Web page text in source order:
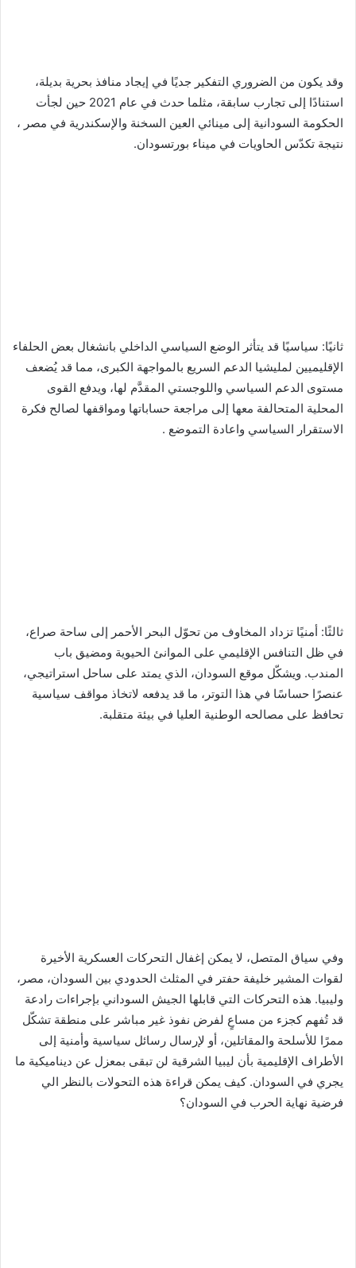
وقد يكون من الضروري التفكير جديًا في إيجاد منافذ بحرية بديلة،
استنادًا إلى تجارب سابقة، مثلما حدث في عام 2021 حين لجأت
الحكومة السودانية إلى مينائي العين السخنة والإسكندرية في مصر ،
نتيجة تكدّس الحاويات في ميناء بورتسودان.
ثانيًا: سياسيًا قد يتأثر الوضع السياسي الداخلي بانشغال بعض الحلفاء
الإقليميين لمليشيا الدعم السريع بالمواجهة الكبرى، مما قد يُضعف
مستوى الدعم السياسي واللوجستي المقدَّم لها، ويدفع القوى
المحلية المتحالفة معها إلى مراجعة حساباتها ومواقفها لصالح فكرة
الاستقرار السياسي واعادة التموضع .
ثالثًا: أمنيًا تزداد المخاوف من تحوّل البحر الأحمر إلى ساحة صراع،
في ظل التنافس الإقليمي على الموانئ الحيوية ومضيق باب
المندب. ويشكّل موقع السودان، الذي يمتد على ساحل استراتيجي،
عنصرًا حساسًا في هذا التوتر، ما قد يدفعه لاتخاذ مواقف سياسية
تحافظ على مصالحه الوطنية العليا في بيئة متقلبة.
وفي سياق المتصل، لا يمكن إغفال التحركات العسكرية الأخيرة
لقوات المشير خليفة حفتر في المثلث الحدودي بين السودان، مصر،
وليبيا. هذه التحركات التي قابلها الجيش السوداني بإجراءات رادعة
قد تُفهم كجزء من مساعٍ لفرض نفوذ غير مباشر على منطقة تشكّل
ممرًا للأسلحة والمقاتلين، أو لإرسال رسائل سياسية وأمنية إلى
الأطراف الإقليمية بأن ليبيا الشرقية لن تبقى بمعزل عن ديناميكية ما
يجري في السودان. كيف يمكن قراءة هذه التحولات بالنظر الي
فرضية نهاية الحرب في السودان؟